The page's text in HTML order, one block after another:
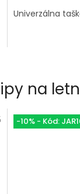
Univerzálna
na
-10% - Kód: